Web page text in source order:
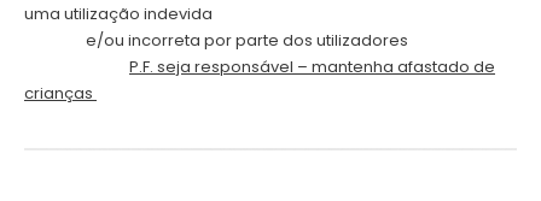
uma utilização indevida
e/ou incorreta por parte dos utilizadores
P.F. seja responsável – mantenha afastado de
crianças